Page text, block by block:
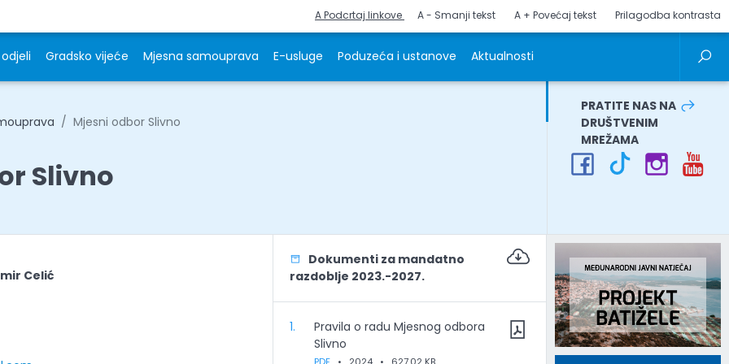
A Podcrtaj linkove A - Smanji tekst A + Povećaj tekst Prilagodba kontrasta
Gradsko vijeće Mjesna samouprava E-usluge Poduzeća i ustanove Aktualnosti
Mjesni odbor Slivno
Slivno
PRATITE NAS NA
DRUŠTVENIM
MREŽAMA
Celić
Dokumenti za mandatno
razdoblje 2023.-2027.
1.
Pravila o radu Mjesnog odbora
Slivno